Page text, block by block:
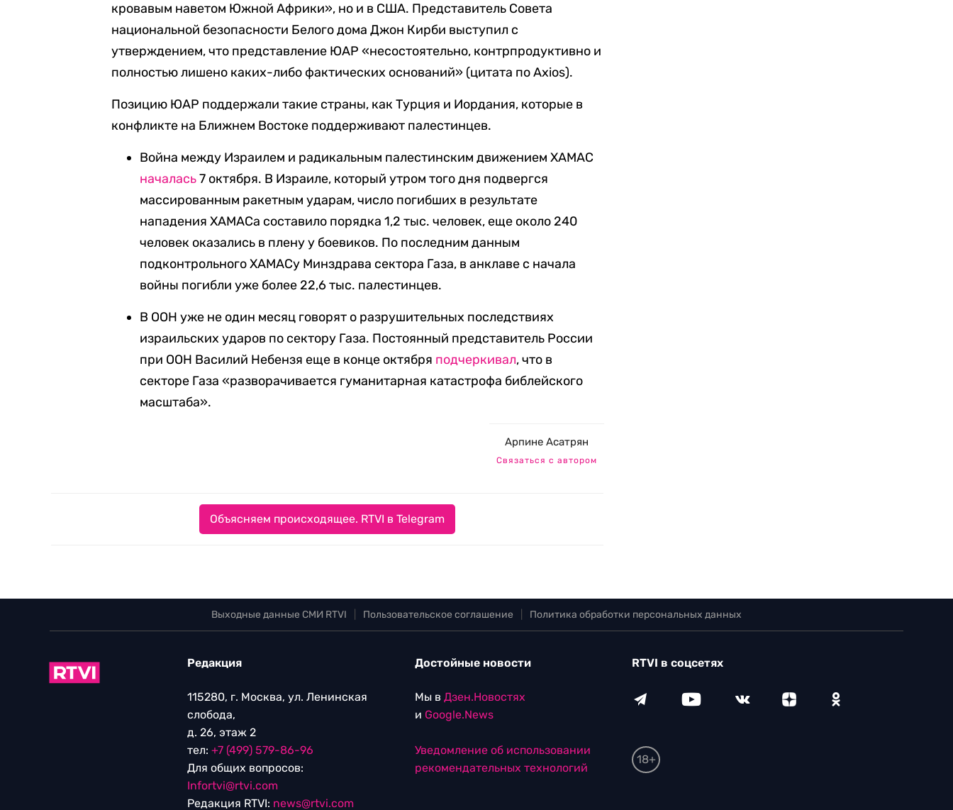
кровавым наветом Южной Африки», но и в США. Представитель Совета
национальной безопасности Белого дома Джон Кирби выступил с
утверждением, что представление ЮАР «несостоятельно, контрпродуктивно и
полностью лишено каких-либо фактических оснований» (цитата по Axios).
Позицию ЮАР поддержали такие страны, как Турция и Иордания, которые в
конфликте на Ближнем Востоке поддерживают палестинцев.
Война между Израилем и радикальным палестинским движением ХАМАС
началась7 октября. В Израиле, который утром того дня подвергся
массированным ракетным ударам, число погибших в результате
нападения ХАМАСа составило порядка 1,2 тыс. человек, еще около 240
человек оказались в плену у боевиков. По последним данным
подконтрольного ХАМАСу Минздрава сектора Газа, в анклаве с начала
войны погибли уже более 22,6 тыс. палестинцев.
В ООН уже не один месяц говорят о разрушительных последствиях
израильских ударов по сектору Газа. Постоянный представитель России
при ООН Василий Небензя еще в конце октября подчеркивал, что в
секторе Газа «разворачивается гуманитарная катастрофа библейского
масштаба».
Арпине Асатрян
Связаться с автором
Объясняем происходящее. RTVI в Telegram
Выходные данные СМИ RTVI Пользовательское соглашение Политика обработки персональных данных
Редакция
115280, г. Москва, ул. Ленинская
слобода,
д. 26, этаж 2
тел: +7 (499) 579-86-96
Для общих вопросов:
Infortvi@rtvi.com
Редакция RTVI: news@rtvi.com
Достойные новости
Мы в Дзен.Новостях
и Google.News
Уведомление об использовании
рекомендательных технологий
RTVI в соцсетях
18+